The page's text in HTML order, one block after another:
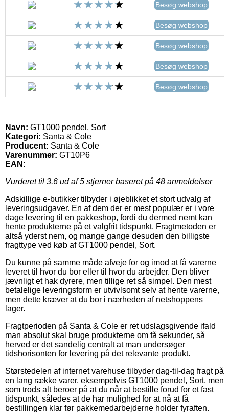
Besøg webshop
Besøg webshop
Besøg webshop
Besøg webshop
Besøg webshop
Navn: GT1000 pendel, Sort
Kategori: Santa & Cole
Producent: Santa & Cole
Varenummer: GT10P6
EAN:
Vurderet til 3.6 ud af 5 stjerner baseret på 48 anmeldelser
Adskillige e-butikker tilbyder i øjeblikket et stort udvalg af
leveringsudgaver. En af dem der er mest populær er i vore
dage levering til en pakkeshop, fordi du dermed nemt kan
hente produkterne på et valgfrit tidspunkt. Fragtmetoden er
altså yderst nem, og mange gange desuden den billigste
fragttype ved køb af GT1000 pendel, Sort.
Du kunne på samme måde afveje for og imod at få varerne
leveret til hvor du bor eller til hvor du arbejder. Den bliver
jævnligt et hak dyrere, men tillige ret så simpel. Den mest
betalelige leveringsform er utvivlsomt selv at hente varerne,
men dette kræver at du bor i nærheden af netshoppens
lager.
Fragtperioden på Santa & Cole er ret udslagsgivende ifald
man absolut skal bruge produkterne om få sekunder, så
herved er det sandelig centralt at man undersøger
tidshorisonten for levering på det relevante produkt.
Størstedelen af internet varehuse tilbyder dag-til-dag fragt på
en lang række varer, eksempelvis GT1000 pendel, Sort, men
som trods alt beroer på at du når at bestille forud for et fast
tidspunkt, således at de har mulighed for at nå at få
bestillingen klar før pakkemedarbejderne holder fyraften.